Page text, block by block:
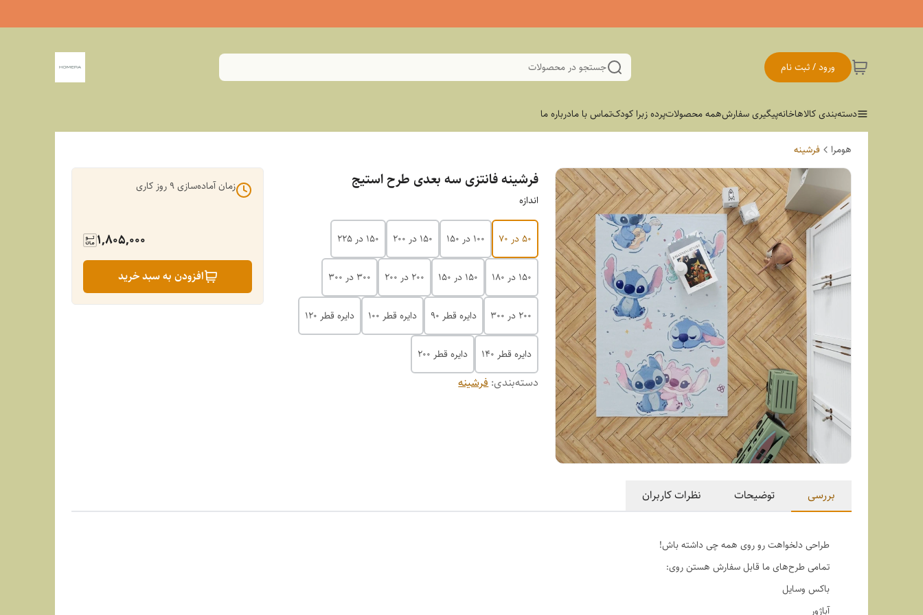
ورود / ثبت نام جستجو در محصولات
دسته‌بندی کالاهاخانهپیگیری سفارشهمه محصولاتپرده زبرا کودکتماس با مادرباره ما
هومرا فرشینه
فرشینه فانتزی سه بعدی طرح استیج
اندازه
50 در 70 100 در 150 150 در 200 150 در 225
150 در 180 150 در 150 200 در 200 300 در 300
200 در 300 دایره قطر 90 دایره قطر 100 دایره قطر 120
دایره قطر 140 دایره قطر 200
دسته‌بندی:فرشینه
زمان آماده‌سازی9 روز کاری
1,805,000
افزودن به سبد خرید
بررسی توضیحات نظرات کاربران
طراحی دلخواهت رو روی همه چی داشته باش!
تمامی طرح‌های ما قابل سفارش هستن روی:
باکس وسایل
آباژور